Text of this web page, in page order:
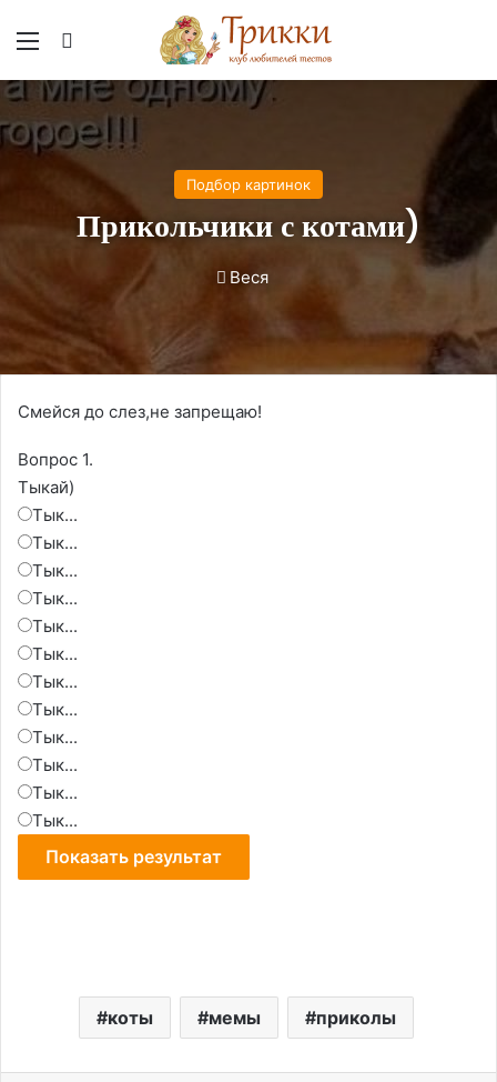
Меню
Подбор картинок
Прикольчики с котами)
Веся
Смейся до слез,не запрещаю!
Вопрос 1.
Тыкай)
Тык...
Тык...
Тык...
Тык...
Тык...
Тык...
Тык...
Тык...
Тык...
Тык...
Тык...
Тык...
коты мемы приколы